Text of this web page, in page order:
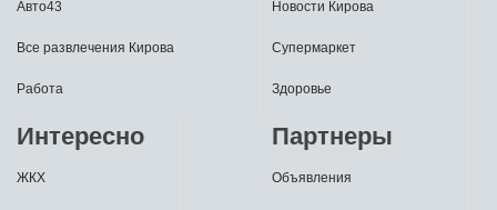
Авто43
Все развлечения Кирова
Работа
Новости Кирова
Супермаркет
Здоровье
Интересно
ЖКХ
Партнеры
Объявления